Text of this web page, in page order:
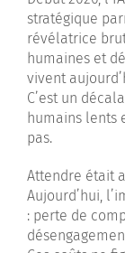
stratégique
révélatrice
humaines et
vivent
C’est un
humains lents
pas.
Attendre était
Aujourd’hui,
: perte de